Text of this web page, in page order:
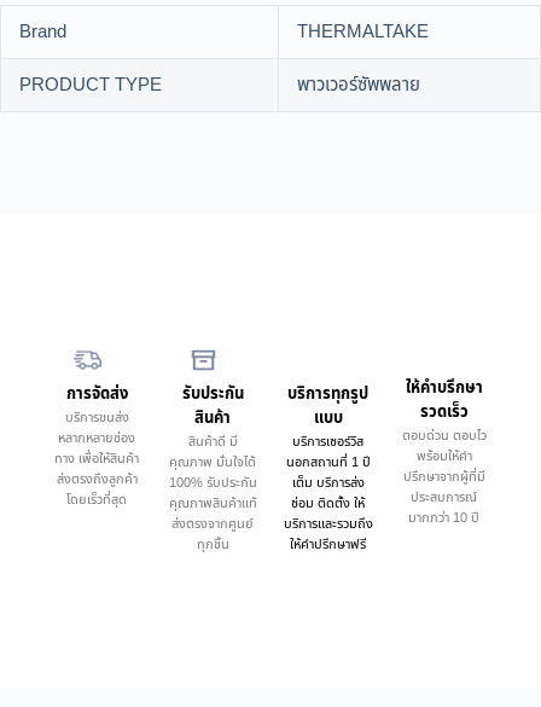
Brand
THERMALTAKE
PRODUCT TYPE
พาวเวอร์ซัพพลาย
การจัดส่ง
บริการขนส่ง
หลากหลายช่อง
ทาง เพื่อให้สินค้า
ส่งตรงถึงลูกค้า
โดยเร็วที่สุด
รับประกัน
สินค้า
สินค้าดี มี
คุณภาพ มั่นใจได้
100% รับประกัน
คุณภาพสินค้าแท้
ส่งตรงจากศูนย์
ทุกชิ้น
บริการทุกรูป
แบบ
บริการเซอร์วิส
นอกสถานที่ 1 ปี
เต็ม บริการส่ง
ซ่อม ติดตั้ง ให้
บริการและรวมถึง
ให้คำปรึกษาฟรี
ให้คำบรึกษา
รวดเร็ว
ตอบด่วน ตอบไว
พร้อมให้คำ
ปรึกษาจากผู้ที่มี
ประสบการณ์
มากกว่า 10 ปี